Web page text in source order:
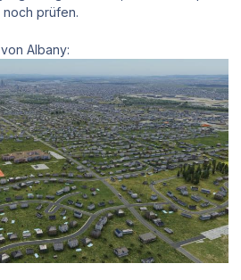
noch prüfen.
Albany: